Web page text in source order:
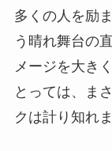
多くの人を励
う晴れ舞台の
メージを大き
とっては、ま
クは計り知れま